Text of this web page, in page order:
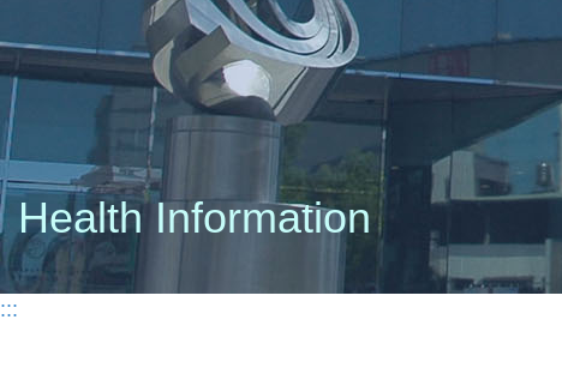
Health Information
:::